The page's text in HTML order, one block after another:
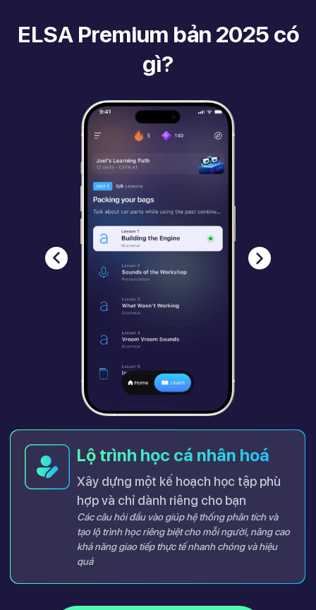
ELSA Premium bản 2025 có
gì?
Lộ trình học cá nhân hoá
Xây dựng một kế hoạch học tập phù
hợp và chỉ dành riêng cho bạn
Các câu hỏi đầu vào giúp hệ thống phân tích và
tạo lộ trình học riêng biệt cho mỗi người, nâng cao
khả năng giao tiếp thực tế nhanh chóng và hiệu
quả